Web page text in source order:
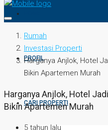
PROFIL
CARI PROPERTI
Rumah
Investasi Properti
Harganya Anjlok, Hotel
Bikin Apartemen Murah
Harganya Anjlok, Hotel
Bikin Apartemen Murah
5 tahun lalu